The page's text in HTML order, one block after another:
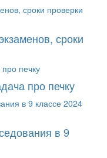
сроки
про печку
в 9